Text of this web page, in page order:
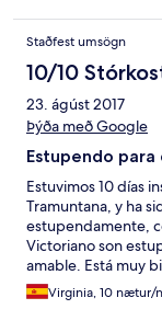
Staðfest umsögn
10/10
23. ágúst 2017
Þýða með Google
Estupendo
Estuvimos 10 días
Tramuntana, y ha
estupendamente,
Victoriano son
amable. Está muy
todas las playas y a
maravilla. En
Virginia, 10 nætur/